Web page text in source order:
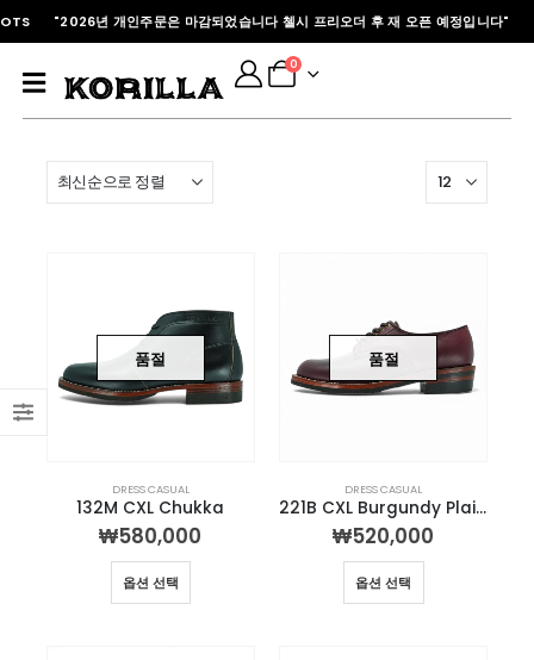
"2026년 개인주문은 마감되었습니다 첼시 프리오더 후 재 오픈 예정입니다"
0
품절
DRESS CASUAL
132M CXL Chukka
₩580,000
옵션 선택
품절
DRESS CASUAL
221B CXL Burgundy Plain-toe Derby
₩520,000
옵션 선택